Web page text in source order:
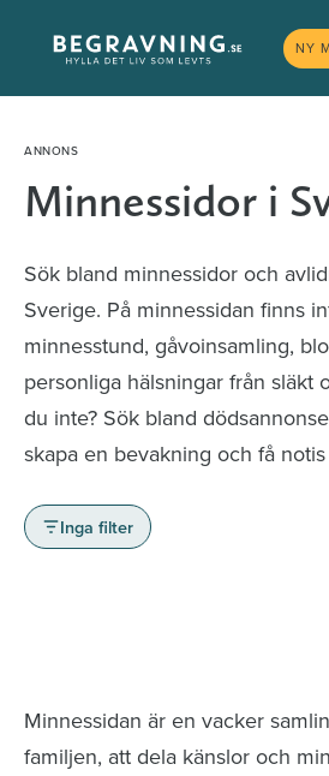
innehåll
NY
Minnessidor i
Sök bland minnessidor och
Sverige. På minnessidan finns
minnesstund, gåvoinsamling,
personliga hälsningar från släkt
du inte? Sök bland
skapa en bevakning och få
Inga filter
Minnessidan är en vacker
familjen, att dela känslor och